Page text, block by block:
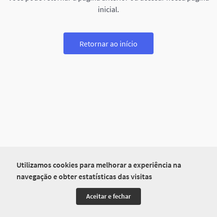
Utilizamos cookies para melhorar a experiência na
navegação e obter estatísticas das visitas
Aceitar e fechar
inicial.
Retornar ao início